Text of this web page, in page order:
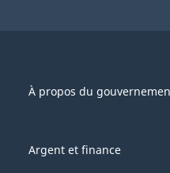
À propos du
Argent et finance